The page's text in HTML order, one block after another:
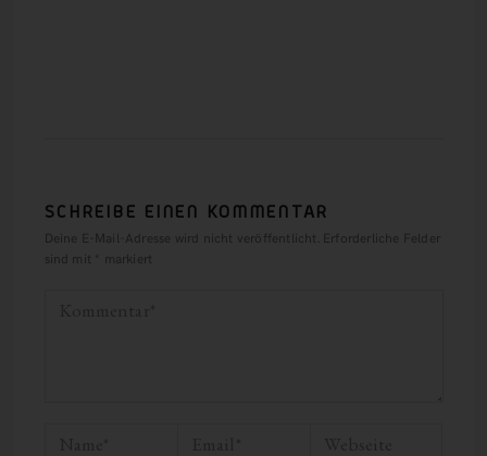
SCHREIBE EINEN KOMMENTAR
Deine E-Mail-Adresse wird nicht veröffentlicht.
Erforderliche Felder
sind mit
markiert